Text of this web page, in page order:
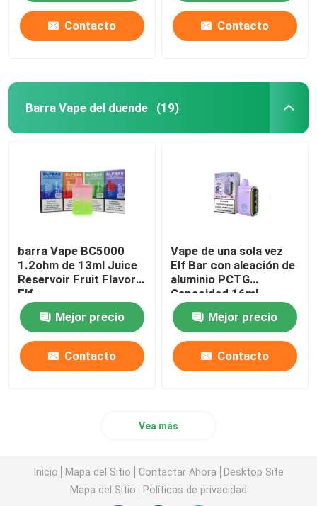
Contacto Contacto
Barra Vape del duende (19)
barra Vape BC5000
1.2ohm de 13ml Juice
Reservoir Fruit Flavor
Elf
Mejor precio
Contacto
Vape de una sola vez
Elf Bar con aleación de
aluminio PCTG
Capacidad 16ml
Mejor precio
Contacto
Vea más
Inicio Mapa del Sitio Contactar Ahora
Desktop Site
Mapa del Sitio
Políticas de privacidad